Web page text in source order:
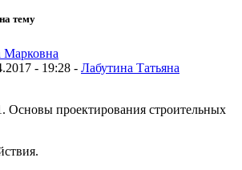
тему
- 19:28 - Лабутина Татьяна
проектирования строительных